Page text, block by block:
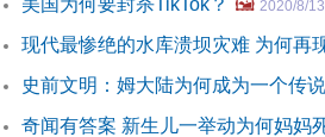
美国为何要封杀TikTok？ 🖼️ 2020/8/13
现代最惨绝的水库溃坝灾难 为何再
史前文明：姆大陆为何成为一个传说
奇闻有答案 新生儿一举动为何妈妈